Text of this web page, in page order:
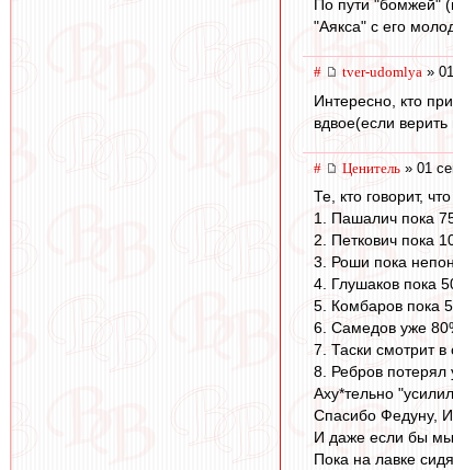
По пути "бомжей"
"Аякса" с его
# tver-udomlya »
Интересно, кто
вдвое(если
# Ценитель » 01
Те, кто говорит,
1. Пашалич пока
2. Петкович пока
3. Роши пока
4. Глушаков пока
5. Комбаров пока
6. Самедов уже
7. Таски смотрит
8. Ребров потерял
Аху*тельно
Спасибо Федуну,
И даже если бы
Пока на лавке